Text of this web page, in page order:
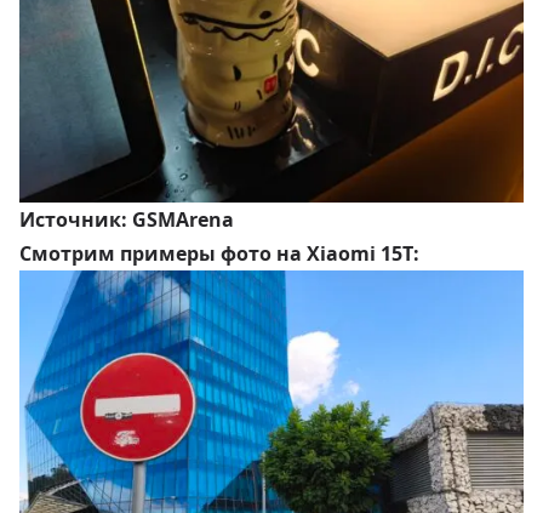
Источник: GSMArena
Смотрим примеры фото на Xiaomi 15T: